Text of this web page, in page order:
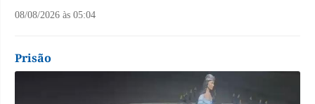
08/08/2026 às 05:04
Prisão